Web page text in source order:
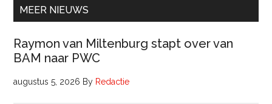
uur)
MEER NIEUWS
Raymon van Miltenburg stapt over van
BAM naar PWC
augustus 5, 2026 By Redactie